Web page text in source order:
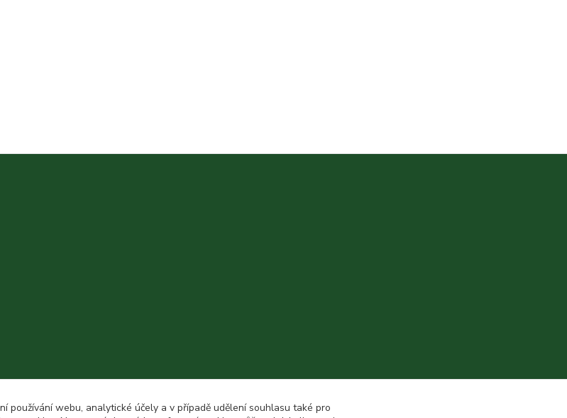
používání webu, analytické účely a v případě udělení souhlasu také pro